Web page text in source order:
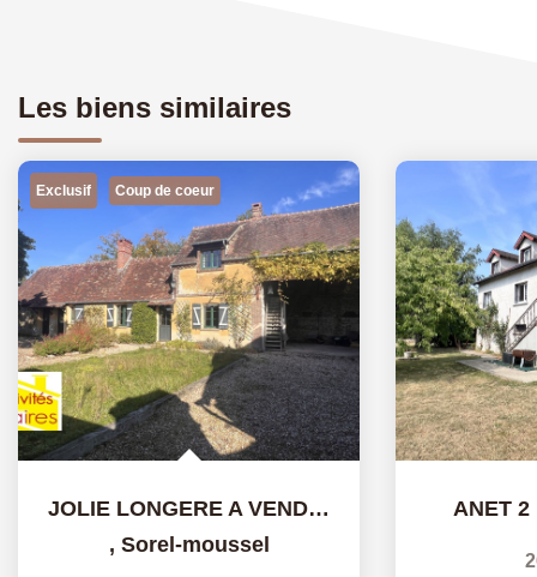
Les biens similaires
Exclusif Coup de coeur
JOLIE LONGERE A VENDRE A SOREL MOUSSEL
, Sorel-moussel
ANET 2